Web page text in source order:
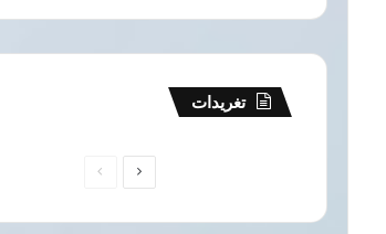
تغريدات
الصفحةالصفحة